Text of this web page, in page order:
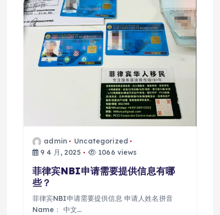
admin
Uncategorized
9 4 月, 2025
1066 views
菲律宾NBI申请需要提供信息有哪
些？
菲律宾NBI申请需要提供信息 申请人姓名拼音
Name： 中文…